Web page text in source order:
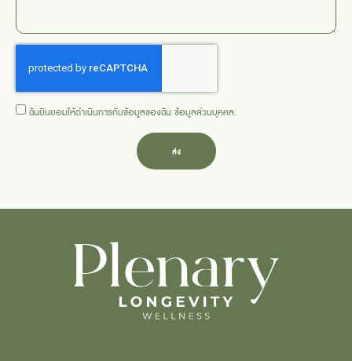
ฉันยินยอมให้ดำเนินการกับข้อมูลของฉัน ข้อมูลส่วนบุคคล.
ส่ง